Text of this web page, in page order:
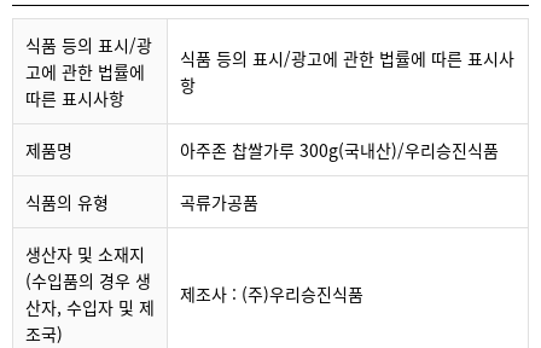
식품 등의 표시/광
고에 관한 법률에
따른 표시사항
식품 등의 표시/광고에 관한 법률에 따른 표시사
항
제품명 아주존 찹쌀가루 300g(국내산)/우리승진식품
식품의 유형 곡류가공품
생산자 및 소재지
(수입품의 경우 생
산자, 수입자 및 제
조국)
제조사 : (주)우리승진식품